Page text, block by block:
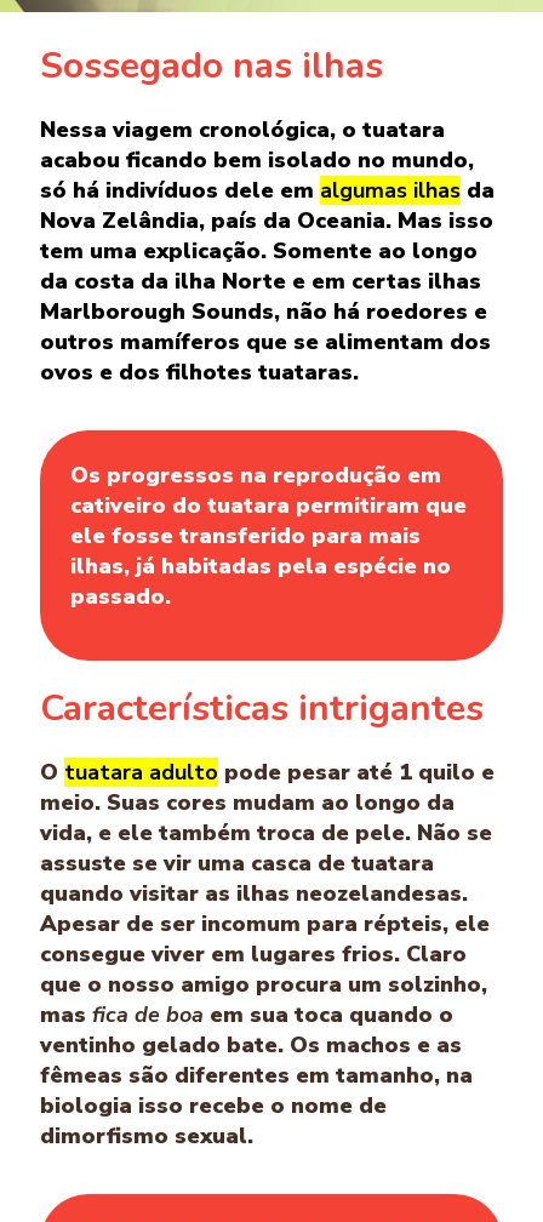
Sossegado nas ilhas
Nessa viagem cronológica, o tuatara
acabou ficando bem isolado no mundo,
só há indivíduos dele em algumas ilhas da
Nova Zelândia, país da Oceania. Mas isso
tem uma explicação. Somente ao longo
da costa da ilha Norte e em certas ilhas
Marlborough Sounds, não há roedores e
outros mamíferos que se alimentam dos
ovos e dos filhotes tuataras.
Os progressos na reprodução em
cativeiro do tuatara permitiram que
ele fosse transferido para mais
ilhas, já habitadas pela espécie no
passado.
Características intrigantes
O tuatara adulto pode pesar até 1 quilo e
meio. Suas cores mudam ao longo da
vida, e ele também troca de pele. Não se
assuste se vir uma casca de tuatara
quando visitar as ilhas neozelandesas.
Apesar de ser incomum para répteis, ele
consegue viver em lugares frios. Claro
que o nosso amigo procura um solzinho,
mas fica de boa em sua toca quando o
ventinho gelado bate. Os machos e as
fêmeas são diferentes em tamanho, na
biologia isso recebe o nome de
dimorfismo sexual.